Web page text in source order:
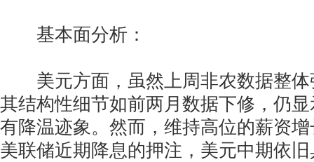
基本面分析：
美元方面，虽然上周非农数据整体
其结构性细节如前两月数据下修，仍
有降温迹象。然而，维持高位的薪资
美联储近期降息的押注，美元中期依